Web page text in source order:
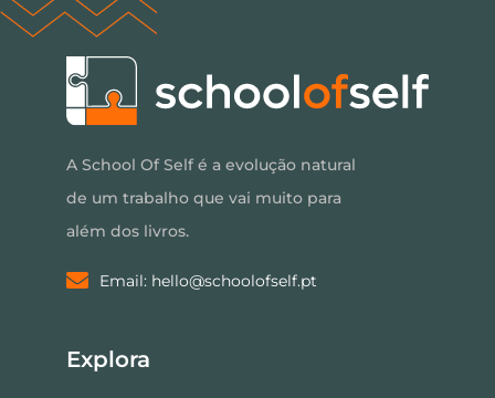
A School Of Self é a evolução natural
de um trabalho que vai muito para
além dos livros.
Email: hello@schoolofself.pt
Explora